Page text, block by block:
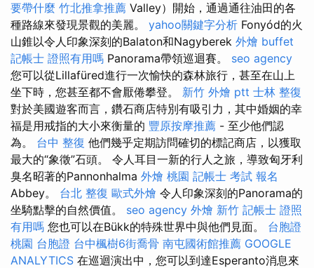
要帶什麼 竹北推拿推薦 Valley）開始，通過通往油田的各
種路線來發現景觀的美麗。 yahoo關鍵字分析 Fonyód的火
山錐以令人印象深刻的Balaton和Nagyberek 外燴 buffet
記帳士 證照有用嗎 Panorama帶領巡迴賽。 seo agency
您可以從Lillafüred進行一次愉快的森林旅行，甚至在山上
坐下時，您甚至都不會厭倦攀登。 新竹 外燴 ptt 士林 整復
對於美國遊客而言，鑽石商店特別有吸引力，其中婚姻的幸
福是用戒指的大小來衡量的 豐原按摩推薦 - 至少他們認
為。 台中 整復 他們幾乎定期訪問確切的標記商店，以獲取
最大的“象徵”石頭。 令人耳目一新的行人之旅，導致匈牙利
臭名昭著的Pannonhalma 外燴 桃園 記帳士 考試 報名
Abbey。 台北 整復 歐式外燴 令人印象深刻的Panorama的
坐騎點擊的自然價值。 seo agency 外燴 新竹 記帳士 證照
有用嗎 您也可以在Bükk的特殊世界中與他們見面。 台胞證
桃園 台胞證 台中楓樹6街喬骨 南屯國術館推薦 GOOGLE
ANALYTICS 在巡迴演出中，您可以到達Esperanto消息來